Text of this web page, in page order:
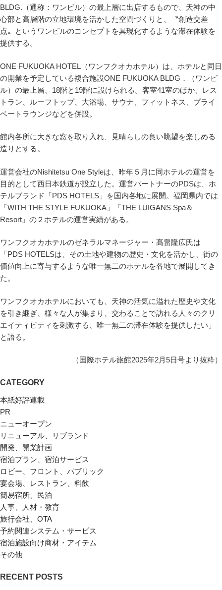
BLDG.（通称：ワンビル）の最上層に出店するもので、天神の中
心部と高層階の立地環境を活かした空間づくりと、〝創造交差
点〟というワンビルのコンセプトを具現化するような滞在体験を
提供する。
ONE FUKUOKA HOTEL（ワンフクオカホテル）は、ホテルと同日
の開業を予定している複合施設ONE FUKUOKA BLDG．（ワンビ
ル）の最上層、18階と19階に設けられる。客室41室のほか、レス
トラン、ルーフトップ、大浴場、サウナ、フィットネス、プライ
ベートラウンジなどを併設。
館内各所に大きな窓を取り入れ、見晴らしの良い眺望を楽しめる
造りとする。
運営会社のNishitetsu One Styleは、昨年５月に同ホテルの運営を
目的として西日本鉄道が設立した。運営パートナーのPDSは、ホ
テルブランド「PDS HOTELS」を国内各地に展開。福岡県内では
「WITH THE STYLE FUKUOKA」「THE LUIGANS Spa＆
Resort」の２ホテルの運営実績がある。
ワンフクオカホテルのゼネラルマネージャー・髙畠隆広氏は
「PDS HOTELSは、その土地や建物の歴史・文化を活かし、街の
価値向上に寄与するような唯一無二のホテルを各地で展開してき
た。
ワンフクオカホテルにおいても、天神の活気に溢れた歴史や文化
を引き継ぎ、様々な人が集まり、交わることで訪れる人々のクリ
エイティビティを刺激する、唯一無二の滞在体験を提供したい」
と語る。
（国際ホテル旅館2025年2月5日号より抜粋）
CATEGORY
本紙好評連載
PR
ニューオープン
リニューアル、リブランド
開発、開業計画
宿泊プラン、宿泊サービス
ロビー、フロント、パブリック
宴会場、レストラン、料飲
簡易宿所、民泊
人事、人材・教育
旅行会社、OTA
予約関連システム・サービス
宿泊施設向け商材・アイテム
その他
RECENT POSTS